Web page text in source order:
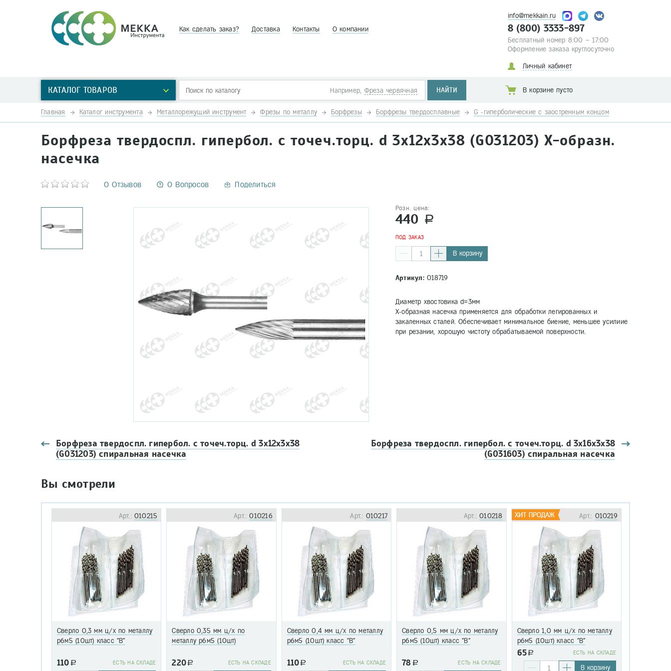
Как сделать заказ? Доставка Контакты О компании
info@mekkain.ru
8 (800) 3333-897
Бесплатный номер 8:00 – 17:00
Оформление заказа круглосуточно
Личный кабинет
КАТАЛОГ ТОВАРОВ Например, Фреза червячная НАЙТИ В корзине пусто
Главная Каталог инструмента Металлорежущий инструмент Фрезы по металлу Борфрезы Борфрезы твердосплавные G -гиперболические с заостренным концом
Борфреза твердоспл. гипербол. с точеч.торц. d 3х12х3х38 (G031203) Х-образн.
насечка
0 Отзывов 0 Вопросов Поделиться
Розн. цена:
440 a
ПОД ЗАКАЗ
В корзину
Артикул:018719
Диаметр хвостовика d=3мм
Х-образная насечка применяется для обработки легированных и
закаленных сталей. Обеспечивает минимальное биение, меньшее усилиие
при резании, хорошую чистоту обрабатываемой поверхности.
Борфреза твердоспл. гипербол. с точеч.торц. d 3х12х3х38
(G031203) спиральная насечка
Борфреза твердоспл. гипербол. с точеч.торц. d 3х16х3х38
(G031603) спиральная насечка
Вы смотрели
Арт.:010215
Сверло 0,3 мм ц/х по металлу
р6м5 (10шт) класс "В"
110 a EСТЬ НА СКЛАДЕ
Арт.:010216
Сверло 0,35 мм ц/х по
металлу р6м5 (10шт)
220a EСТЬ НА СКЛАДЕ
Арт.: 010217
Сверло 0,4 мм ц/х по металлу
р6м5 (10шт) класс "В"
110a EСТЬ НА СКЛАДЕ
Арт.:010218
Сверло 0,5 мм ц/х по металлу
р6м5 (10шт) класс "В"
78 a EСТЬ НА СКЛАДЕ
Арт.: 010219
Сверло 1,0 мм ц/х по металлу
р6м5 (10шт) класс "В"
65a EСТЬ НА СКЛАДЕ
В корзину